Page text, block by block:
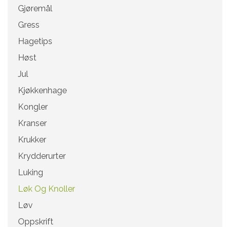
Gjøremål
Gress
Hagetips
Høst
Jul
Kjøkkenhage
Kongler
Kranser
Krukker
Krydderurter
Luking
Løk Og Knoller
Løv
Oppskrift